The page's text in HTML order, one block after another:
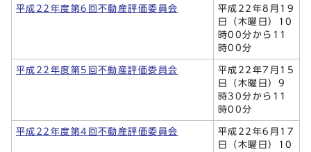
平成22年度第6回不動産評価委員会
平成22年8月19
日（木曜日）10
時00分から11
時00分
平成22年度第5回不動産評価委員会
平成22年7月15
日（木曜日）9
時30分から11
時00分
平成22年度第4回不動産評価委員会
平成22年6月17
日（木曜日）10